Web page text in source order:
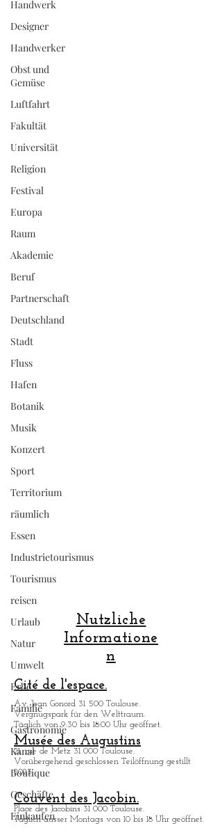
Handwerk
Designer
Handwerker
Obst und
Gemüse
Luftfahrt
Fakultät
Universität
Religion
Festival
Europa
Raum
Akademie
Beruf
Partnerschaft
Deutschland
Stadt
Fluss
Hafen
Botanik
Musik
Konzert
Sport
Territorium
räumlich
Essen
Industrietourismus
Tourismus
reisen
Urlaub
Natur
Umwelt
Erbe
Familie
Gastronomie
Kanal
Boutique
Geschäfte
Einkaufen
Nutzliche
Informatione
n
Cité de l'espace.
Av. Jean Gonord 31 500 Toulouse.
Vergnugspark für den Welttraum.
Täglich von 9:30 bis 18:00 Uhr geöffnet.
Musée des Augustins
21, rue de Metz 31 000 Toulouse.
Vorübergehend geschlossen Teilöffnung gestillt
2023.
Couvent des Jacobin.
Place des Jacobins 31 000 Toulouse.
Täglich ausser Montags von 10 bis 18 Uhr geöffnet.